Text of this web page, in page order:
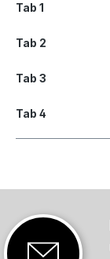
Tab 1
Tab 2
Tab 3
Tab 4